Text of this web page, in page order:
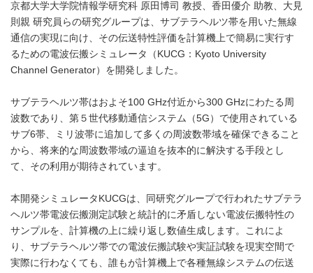
京都大学大学院情報学研究科 原田博司 教授、香田優介 助教、大見
則親 研究員らの研究グループは、サブテラヘルツ帯を用いた無線
通信の実現に向け、その伝送特性評価を計算機上で簡易に実行す
るための電波伝搬シミュレータ（KUCG：Kyoto University
Channel Generator）を開発しました。
サブテラヘルツ帯はおよそ100 GHz付近から300 GHzにわたる周
波数であり、第５世代移動通信システム（5G）で使用されている
サブ6帯、ミリ波帯に追加して多くの周波数帯域を確保できること
から、将来的な周波数帯域の逼迫を抜本的に解決する手段とし
て、その利用が期待されています。
本開発シミュレータKUCGは、同研究グループで行われたサブテラ
ヘルツ帯電波伝搬測定試験と統計的に矛盾しない電波伝搬特性の
サンプルを、計算機の上に繰り返し数値生成します。これによ
り、サブテラヘルツ帯での電波伝搬試験や実証試験を現実空間で
実際に行わなくても、誰もが計算機上で各種無線システムの伝送